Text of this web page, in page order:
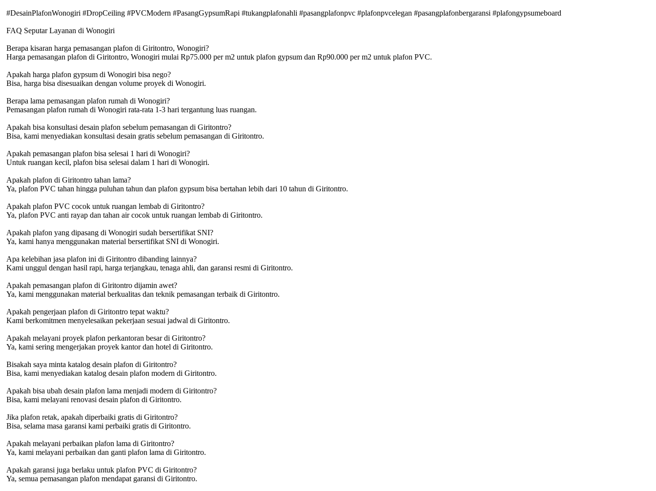
#DesainPlafonWonogiri #DropCeiling #PVCModern #PasangGypsumRapi #tukangplafonahli #pasangplafonpvc #plafonpvcelegan #pasangplafonbergaransi #plafongypsumeboard
FAQ Seputar Layanan di Wonogiri
Berapa kisaran harga pemasangan plafon di Giritontro, Wonogiri?
Harga pemasangan plafon di Giritontro, Wonogiri mulai Rp75.000 per m2 untuk plafon gypsum dan Rp90.000 per m2 untuk plafon PVC.
Apakah harga plafon gypsum di Wonogiri bisa nego?
Bisa, harga bisa disesuaikan dengan volume proyek di Wonogiri.
Berapa lama pemasangan plafon rumah di Wonogiri?
Pemasangan plafon rumah di Wonogiri rata-rata 1-3 hari tergantung luas ruangan.
Apakah bisa konsultasi desain plafon sebelum pemasangan di Giritontro?
Bisa, kami menyediakan konsultasi desain gratis sebelum pemasangan di Giritontro.
Apakah pemasangan plafon bisa selesai 1 hari di Wonogiri?
Untuk ruangan kecil, plafon bisa selesai dalam 1 hari di Wonogiri.
Apakah plafon di Giritontro tahan lama?
Ya, plafon PVC tahan hingga puluhan tahun dan plafon gypsum bisa bertahan lebih dari 10 tahun di Giritontro.
Apakah plafon PVC cocok untuk ruangan lembab di Giritontro?
Ya, plafon PVC anti rayap dan tahan air cocok untuk ruangan lembab di Giritontro.
Apakah plafon yang dipasang di Wonogiri sudah bersertifikat SNI?
Ya, kami hanya menggunakan material bersertifikat SNI di Wonogiri.
Apa kelebihan jasa plafon ini di Giritontro dibanding lainnya?
Kami unggul dengan hasil rapi, harga terjangkau, tenaga ahli, dan garansi resmi di Giritontro.
Apakah pemasangan plafon di Giritontro dijamin awet?
Ya, kami menggunakan material berkualitas dan teknik pemasangan terbaik di Giritontro.
Apakah pengerjaan plafon di Giritontro tepat waktu?
Kami berkomitmen menyelesaikan pekerjaan sesuai jadwal di Giritontro.
Apakah melayani proyek plafon perkantoran besar di Giritontro?
Ya, kami sering mengerjakan proyek kantor dan hotel di Giritontro.
Bisakah saya minta katalog desain plafon di Giritontro?
Bisa, kami menyediakan katalog desain plafon modern di Giritontro.
Apakah bisa ubah desain plafon lama menjadi modern di Giritontro?
Bisa, kami melayani renovasi desain plafon di Giritontro.
Jika plafon retak, apakah diperbaiki gratis di Giritontro?
Bisa, selama masa garansi kami perbaiki gratis di Giritontro.
Apakah melayani perbaikan plafon lama di Giritontro?
Ya, kami melayani perbaikan dan ganti plafon lama di Giritontro.
Apakah garansi juga berlaku untuk plafon PVC di Giritontro?
Ya, semua pemasangan plafon mendapat garansi di Giritontro.